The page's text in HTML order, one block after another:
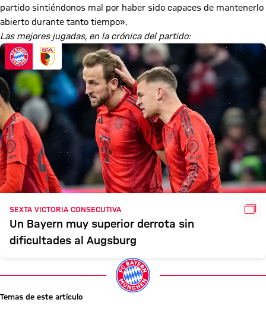
partido sintiéndonos mal por haber sido capaces de mantenerlo
abierto durante tanto tiempo».
Las mejores jugadas, en la crónica del partido:
SEXTA VICTORIA CONSECUTIVA
Un Bayern muy superior derrota sin
dificultades al Augsburg
Temas de este artículo